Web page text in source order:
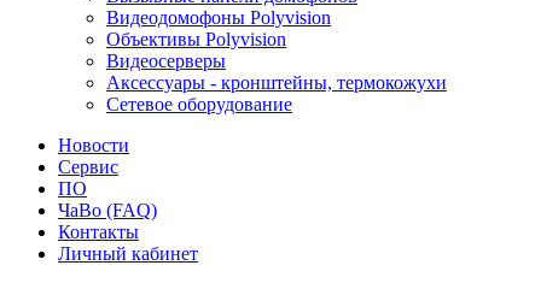
Видеодомофоны Polyvision
Объективы Polyvision
Видеосерверы
Аксессуары - кронштейны, термокожухи
Сетевое оборудование
Новости
Сервис
ПО
ЧаВо (FAQ)
Контакты
Личный кабинет